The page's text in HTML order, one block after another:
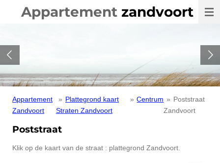
de
hoofdinhoud
Appartement zandvoort
Appartement
Zandvoort
» Plattegrond kaart
Straten Zandvoort
» Centrum » Poststraat
Zandvoort
Poststraat
Klik op de kaart van de straat : plattegrond Zandvoort.